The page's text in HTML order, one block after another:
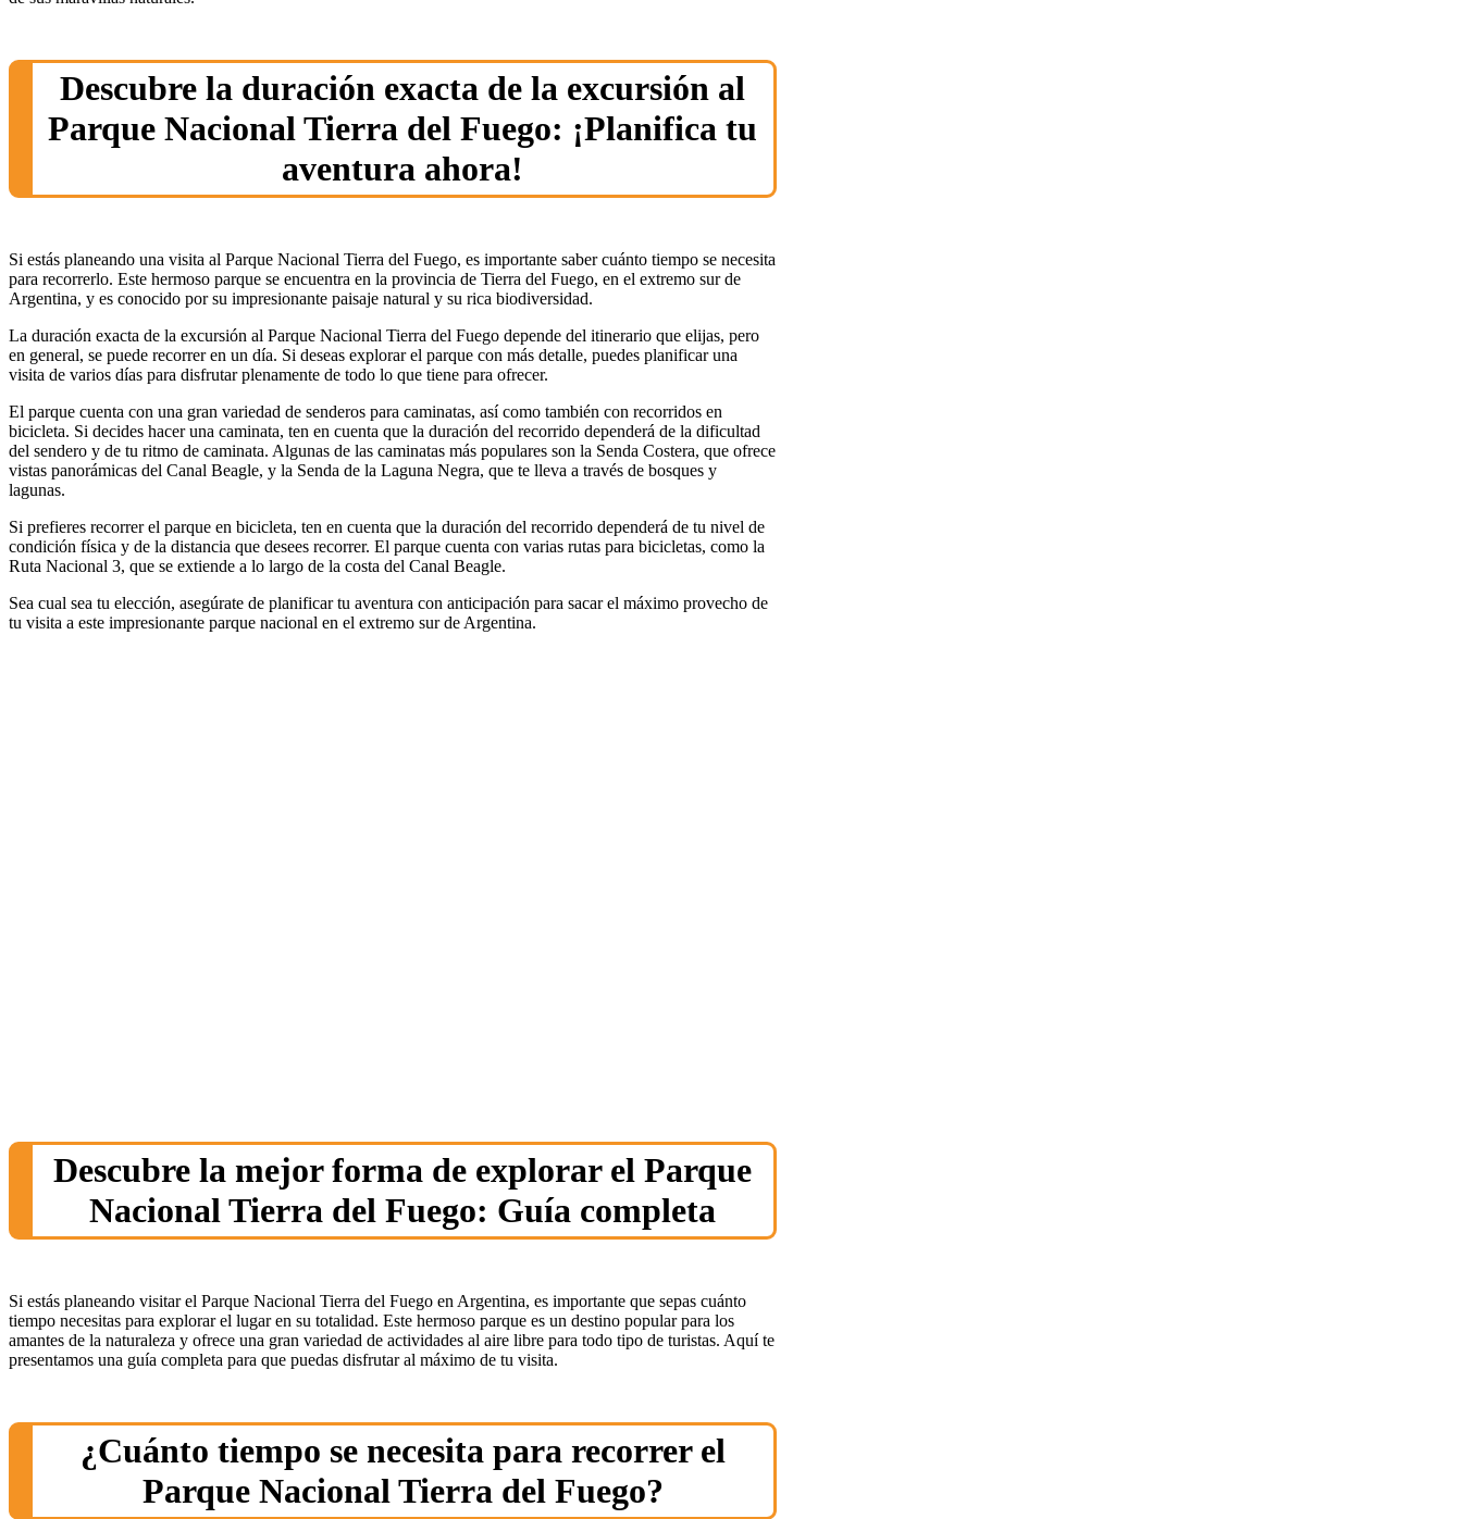
Descubre la duración exacta de la excursión al
Parque Nacional Tierra del Fuego: ¡Planifica tu
aventura ahora!
Si estás planeando una visita al Parque Nacional Tierra del Fuego, es importante saber cuánto tiempo se necesita
para recorrerlo. Este hermoso parque se encuentra en la provincia de Tierra del Fuego, en el extremo sur de
Argentina, y es conocido por su impresionante paisaje natural y su rica biodiversidad.
La duración exacta de la excursión al Parque Nacional Tierra del Fuego depende del itinerario que elijas, pero
en general, se puede recorrer en un día. Si deseas explorar el parque con más detalle, puedes planificar una
visita de varios días para disfrutar plenamente de todo lo que tiene para ofrecer.
El parque cuenta con una gran variedad de senderos para caminatas, así como también con recorridos en
bicicleta. Si decides hacer una caminata, ten en cuenta que la duración del recorrido dependerá de la dificultad
del sendero y de tu ritmo de caminata. Algunas de las caminatas más populares son la Senda Costera, que ofrece
vistas panorámicas del Canal Beagle, y la Senda de la Laguna Negra, que te lleva a través de bosques y
lagunas.
Si prefieres recorrer el parque en bicicleta, ten en cuenta que la duración del recorrido dependerá de tu nivel de
condición física y de la distancia que desees recorrer. El parque cuenta con varias rutas para bicicletas, como la
Ruta Nacional 3, que se extiende a lo largo de la costa del Canal Beagle.
Sea cual sea tu elección, asegúrate de planificar tu aventura con anticipación para sacar el máximo provecho de
tu visita a este impresionante parque nacional en el extremo sur de Argentina.
Descubre la mejor forma de explorar el Parque
Nacional Tierra del Fuego: Guía completa
Si estás planeando visitar el Parque Nacional Tierra del Fuego en Argentina, es importante que sepas cuánto
tiempo necesitas para explorar el lugar en su totalidad. Este hermoso parque es un destino popular para los
amantes de la naturaleza y ofrece una gran variedad de actividades al aire libre para todo tipo de turistas. Aquí te
presentamos una guía completa para que puedas disfrutar al máximo de tu visita.
¿Cuánto tiempo se necesita para recorrer el
Parque Nacional Tierra del Fuego?